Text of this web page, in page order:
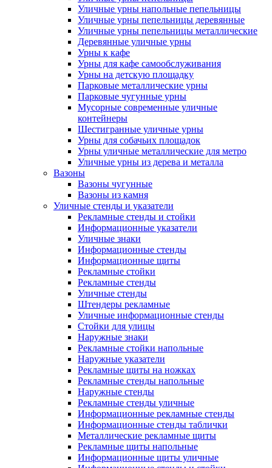
Уличные урны напольные пепельницы
Уличные урны пепельницы деревянные
Уличные урны пепельницы металлические
Деревянные уличные урны
Урны к кафе
Урны для кафе самообслуживания
Урны на детскую площадку
Парковые металлические урны
Парковые чугунные урны
Мусорные современные уличные
контейнеры
Шестигранные уличные урны
Урны для собачьих площадок
Урны уличные металлические для метро
Уличные урны из дерева и металла
Вазоны
Вазоны чугунные
Вазоны из камня
Уличные стенды и указатели
Рекламные стенды и стойки
Информационные указатели
Уличные знаки
Информационные стенды
Информационные щиты
Рекламные стойки
Рекламные стенды
Уличные стенды
Штендеры рекламные
Уличные информационные стенды
Стойки для улицы
Наружные знаки
Рекламные стойки напольные
Наружные указатели
Рекламные щиты на ножках
Рекламные стенды напольные
Наружные стенды
Рекламные стенды уличные
Информационные рекламные стенды
Информационные стенды таблички
Металлические рекламные щиты
Рекламные щиты напольные
Информационные щиты уличные